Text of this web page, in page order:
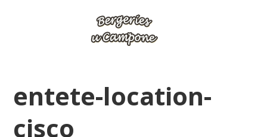
entete-location-
cisco